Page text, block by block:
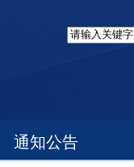
通知公告